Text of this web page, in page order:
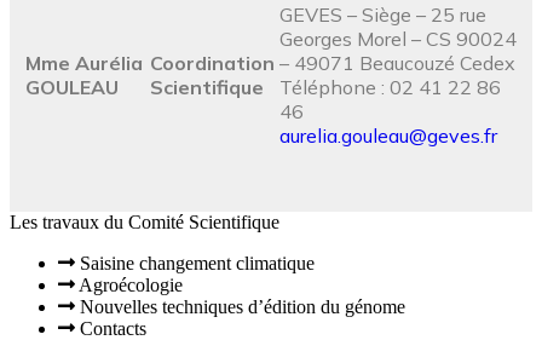
Mme Aurélia
GOULEAU
Coordination
Scientifique
GEVES – Siège – 25 rue
Georges Morel – CS 90024
– 49071 Beaucouzé Cedex
Téléphone : 02 41 22 86
46
aurelia.gouleau@geves.fr
Les travaux du Comité Scientifique​
Saisine changement climatique
Agroécologie
Nouvelles techniques d’édition du génome
Contacts